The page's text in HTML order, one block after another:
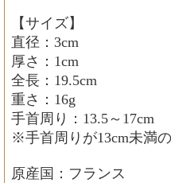
【サイズ】
直径：3cm
厚さ：1cm
全長：19.5cm
重さ：16g
手首周り：13.5～17cm
※手首周りが13cm未満
原産国：フランス